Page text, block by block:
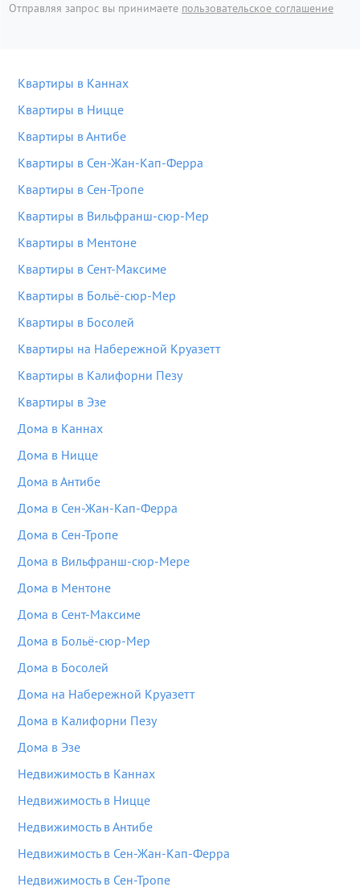
Отправляя запрос вы принимаете пользовательское соглашение
Квартиры в Каннах
Квартиры в Ницце
Квартиры в Антибе
Квартиры в Сен-Жан-Кап-Ферра
Квартиры в Сен-Тропе
Квартиры в Вильфранш-сюр-Мер
Квартиры в Ментоне
Квартиры в Сент-Максиме
Квартиры в Больё-сюр-Мер
Квартиры в Босолей
Квартиры на Набережной Круазетт
Квартиры в Калифорни Пезу
Квартиры в Эзе
Дома в Каннах
Дома в Ницце
Дома в Антибе
Дома в Сен-Жан-Кап-Ферра
Дома в Сен-Тропе
Дома в Вильфранш-сюр-Мере
Дома в Ментоне
Дома в Сент-Максиме
Дома в Больё-сюр-Мер
Дома в Босолей
Дома на Набережной Круазетт
Дома в Калифорни Пезу
Дома в Эзе
Недвижимость в Каннах
Недвижимость в Ницце
Недвижимость в Антибе
Недвижимость в Сен-Жан-Кап-Ферра
Недвижимость в Сен-Тропе